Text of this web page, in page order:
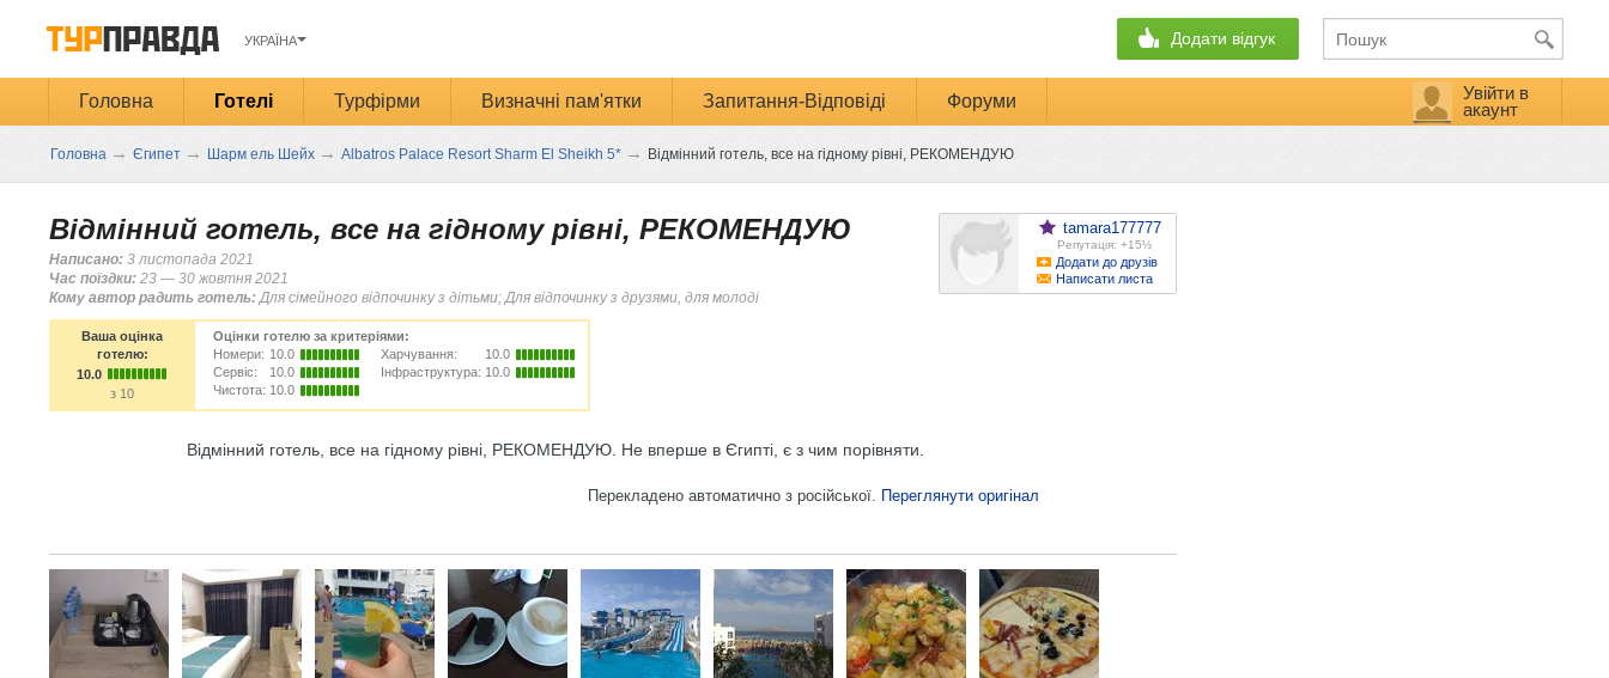
УКРАЇНА Додати відгук
Головна Готелі Турфірми Визначні пам'ятки Запитання-Відповіді Форуми
Увійти в
акаунт
Головна → Єгипет → Шарм ель Шейх → Albatros Palace Resort Sharm El Sheikh 5* → Відмінний готель, все на гідному рівні, РЕКОМЕНДУЮ
Відмінний готель, все на гідному рівні, РЕКОМЕНДУЮ
Написано: 3 листопада 2021
Час поїздки: 23 — 30 жовтня 2021
Кому автор радить готель: Для сімейного відпочинку з дітьми; Для відпочинку з друзями, для молоді
tamara177777
Репутація: +15½
Додати до друзів
Написати листа
Ваша оцінка
готелю:
10.0
з 10
Оцінки готелю за критеріями:
Номери: 10.0
Сервіс:
10.0
Чистота: 10.0
Харчування:
10.0
Інфраструктура: 10.0
Відмінний готель, все на гідному рівні, РЕКОМЕНДУЮ. Не вперше в Єгипті, є з чим порівняти.
Перекладено автоматично з російської. Переглянути оригінал